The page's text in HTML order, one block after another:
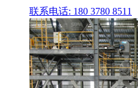
联系电话: 180 3780 8511